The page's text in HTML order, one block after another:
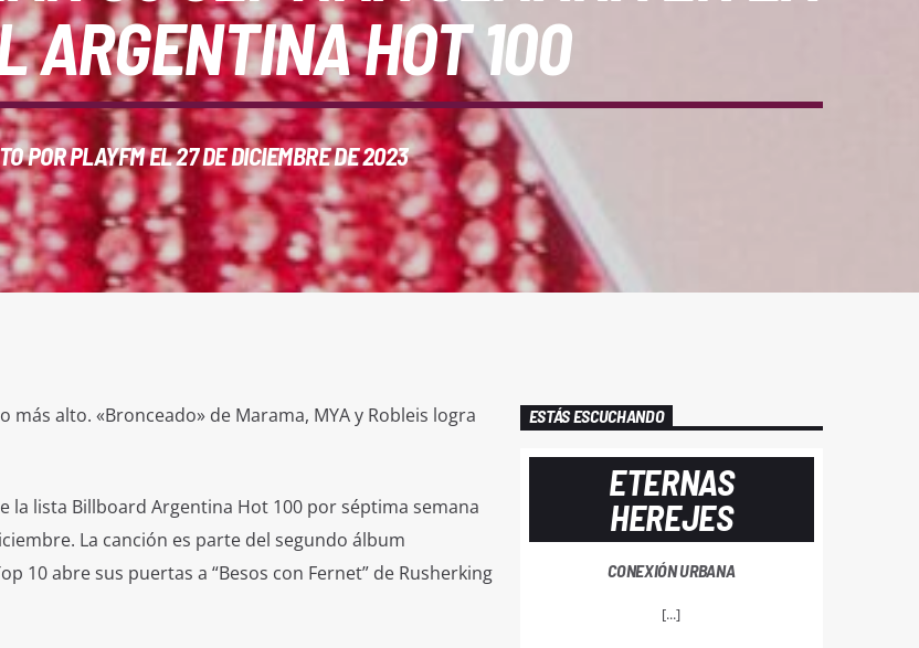
ARGENTINA HOT 100
PORPLAYFMEL 27 DE DICIEMBRE DE 2023
más alto. «Bronceado» de Marama, MYA y Robleis logra
la lista Billboard Argentina Hot 100 por séptima semana
La canción es parte del segundo álbum
10 abre sus puertas a “Besos con Fernet” de Rusherking
ESTÁS ESCUCHANDO
ETERNAS
HEREJES
CONEXIÓN URBANA
[...]